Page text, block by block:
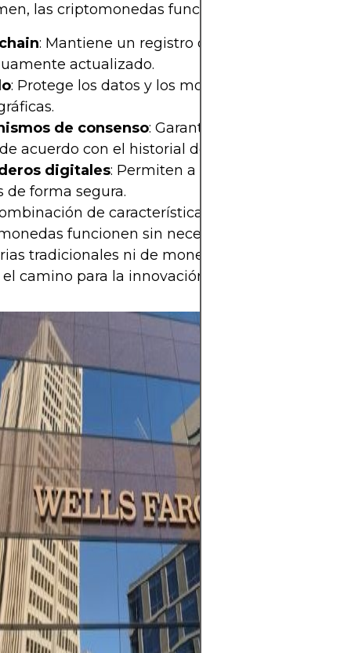
las criptomonedas funcionan mediante:
: Mantiene un registro de transacciones
actualizado.
: Protege los datos y los monederos mediante
de consenso: Garantizan que todos los
acuerdo con el historial de transacciones.
digitales: Permiten a los usuarios enviar y
de forma segura.
de características permite que las
funcionen sin necesidad de
tradicionales ni de moneda de curso legal, lo
camino para la innovación y la disrupción